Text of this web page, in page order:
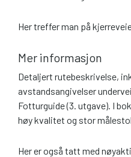
Her treffer man på
Mer informasjon
Detaljert rutebeskrivelse,
avstandsangivelser
Fotturguide (3. utgave). I
høy kvalitet og stor
Her er også tatt med